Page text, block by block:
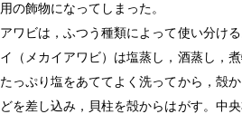
用の飾物になってしまった。
アワビは，ふつう種類によって使い分け
イ（メカイアワビ）は塩蒸し，酒蒸し，
たっぷり塩をあててよく洗ってから，殻
どを差し込み，貝柱を殻からはがす。中